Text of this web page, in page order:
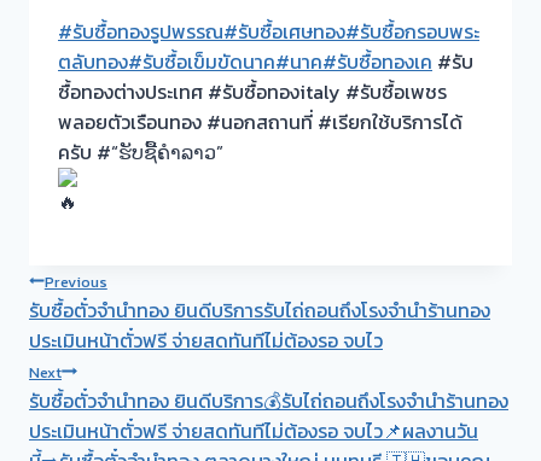
#รับซื้อทองรูปพรรณ#รับซื้อเศษทอง#รับซื้อกรอบพระ
ตลับทอง#รับซื้อเข็มขัดนาค#นาค#รับซื้อทองเค #รับ
ซื้อทองต่างประเทศ #รับซื้อทองitaly #รับซื้อเพชร
พลอยตัวเรือนทอง #นอกสถานที่ #เรียกใช้บริการได้
ครับ #“ຮັບຊື້ຄຳລາວ”
Post
navigation
Previous
รับซื้อตั๋วจำนำทอง ยินดีบริการรับไถ่ถอนถึงโรงจำนำร้านทอง
ประเมินหน้าตั๋วฟรี จ่ายสดทันทีไม่ต้องรอ จบไว
Next
รับซื้อตั๋วจำนำทอง ยินดีบริการ💰รับไถ่ถอนถึงโรงจำนำร้านทอง
ประเมินหน้าตั๋วฟรี จ่ายสดทันทีไม่ต้องรอ จบไว📌ผลงานวัน